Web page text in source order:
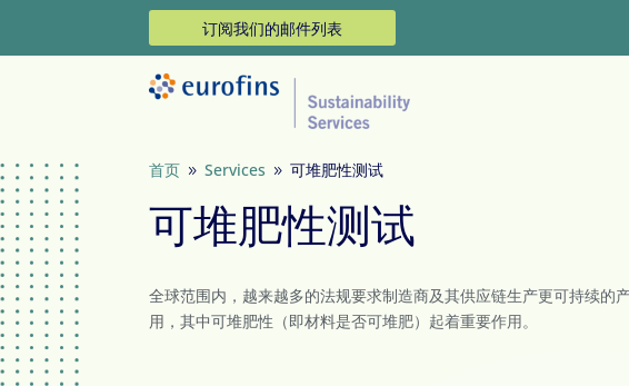
订阅我们的邮件列表
首页 9 Services 9 可堆肥性测试
可堆肥性测试
全球范围内，越来越多的法规要求制造商及其供应链生产更可持续的
用，其中可堆肥性（即材料是否可堆肥）起着重要作用。